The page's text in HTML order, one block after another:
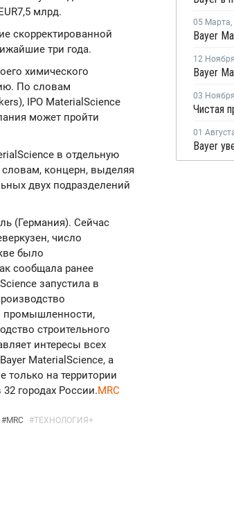
млрд.
скорректированной
три года.
химического
По словам
IPO MaterialScience
может пройти
в отдельную
словам, концерн, выделяя
двух подразделений
(Германия). Сейчас
число
было
сообщала ранее
запустила в
промышленности,
строительного
интересы всех
MaterialScience, а
только на территории
городах России.MRC
#MRC #ТЕХНОЛОГИЯ+
05 Марта,
12 Ноября
03 Ноября
01